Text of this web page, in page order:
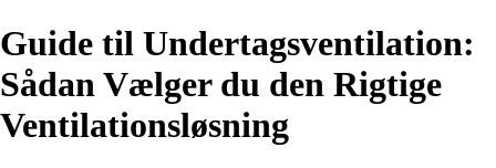
Guide til Undertagsventilation:
Sådan Vælger du den Rigtige
Ventilationsløsning